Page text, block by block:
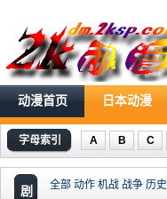
动漫首页 日本动漫
字母索引 A B C
剧
全部 动作 机战 战争 历史